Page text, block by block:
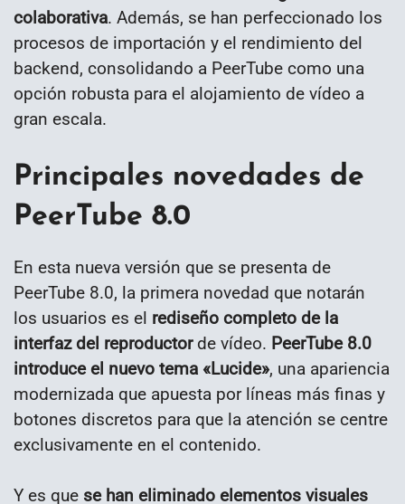
colaborativa. Además, se han perfeccionado los
procesos de importación y el rendimiento del
backend, consolidando a PeerTube como una
opción robusta para el alojamiento de vídeo a
gran escala.
Principales novedades de
PeerTube 8.0
En esta nueva versión que se presenta de
PeerTube 8.0, la primera novedad que notarán
los usuarios es el rediseño completo de la
interfaz del reproductorde vídeo. PeerTube 8.0
introduce el nuevo tema «Lucide», una apariencia
modernizada que apuesta por líneas más finas y
botones discretos para que la atención se centre
exclusivamente en el contenido.
Y es que se han eliminado elementos visuales